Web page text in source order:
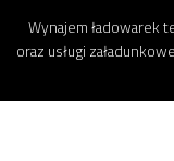
Wynajem ładowarek teleskopowych z operatorem i bez operatora
oraz usługi